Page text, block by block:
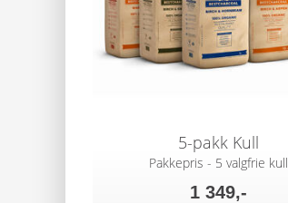
5-pakk Kull
Pakkepris - 5 valgfrie kull
1 349,-